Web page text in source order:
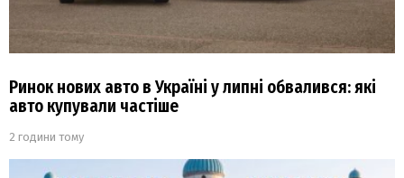
Ринок нових авто в Україні у липні обвалився: які
авто купували частіше
2 години тому